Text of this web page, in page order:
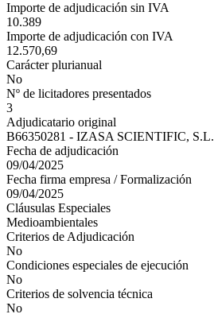
Importe de adjudicación sin IVA
10.389
Importe de adjudicación con IVA
12.570,69
Carácter plurianual
No
Nº de licitadores presentados
3
Adjudicatario original
B66350281 - IZASA SCIENTIFIC, S.L.
Fecha de adjudicación
09/04/2025
Fecha firma empresa / Formalización
09/04/2025
Cláusulas Especiales
Medioambientales
Criterios de Adjudicación
No
Condiciones especiales de ejecución
No
Criterios de solvencia técnica
No